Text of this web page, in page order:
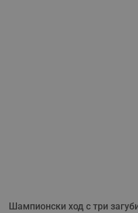
Шампионски ход с три